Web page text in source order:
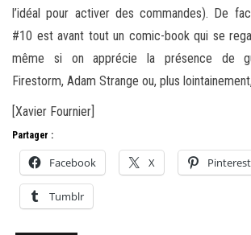
l’idéal pour activer des commandes). De
#10 est avant tout un comic-book qui se
même si on apprécie la présence de
Firestorm, Adam Strange ou, plus
[Xavier Fournier]
Partager :
Facebook X Pinterest
Tumblr